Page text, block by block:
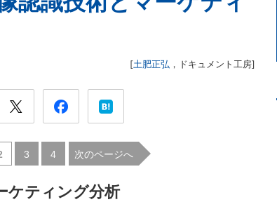
[土肥正弘 ， ドキュメント工房]
3 4 次のページへ
ケティング分析